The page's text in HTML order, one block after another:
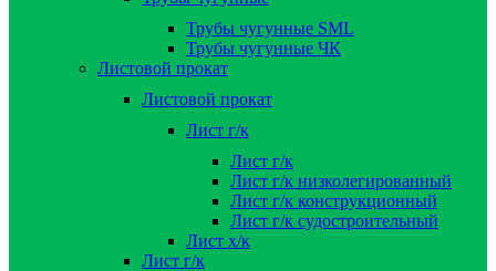
Трубы чугунные SML
Трубы чугунные ЧК
Листовой прокат
Листовой прокат
Лист г/к
Лист г/к
Лист г/к низколегированный
Лист г/к конструкционный
Лист г/к судостроительный
Лист х/к
Лист г/к